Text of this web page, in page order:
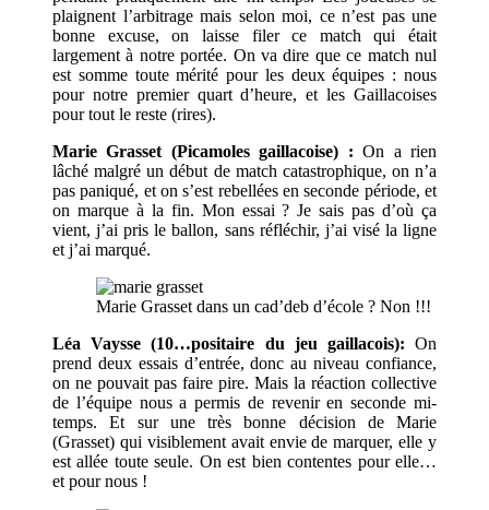
plaignent l’arbitrage mais selon moi, ce n’est pas une
bonne excuse, on laisse filer ce match qui était
largement à notre portée. On va dire que ce match nul
est somme toute mérité pour les deux équipes : nous
pour notre premier quart d’heure, et les Gaillacoises
pour tout le reste (rires).
Marie Grasset (Picamoles gaillacoise) : On a rien
lâché malgré un début de match catastrophique, on n’a
pas paniqué, et on s’est rebellées en seconde période, et
on marque à la fin. Mon essai ? Je sais pas d’où ça
vient, j’ai pris le ballon, sans réfléchir, j’ai visé la ligne
et j’ai marqué.
Marie Grasset dans un cad’deb d’école ? Non !!!
Léa Vaysse (10…positaire du jeu gaillacois): On
prend deux essais d’entrée, donc au niveau confiance,
on ne pouvait pas faire pire. Mais la réaction collective
de l’équipe nous a permis de revenir en seconde mi-
temps. Et sur une très bonne décision de Marie
(Grasset) qui visiblement avait envie de marquer, elle y
est allée toute seule. On est bien contentes pour elle…
et pour nous !